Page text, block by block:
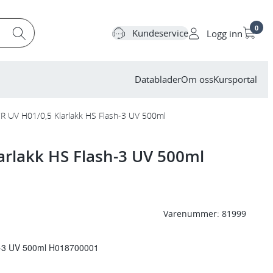
Kundeservice Logg inn 0
DatabladerOm ossKursportal
UV H01/0,5 Klarlakk HS Flash-3 UV 500ml
HS Flash-3 UV 500ml
Varenummer: 81999
UV 500ml H018700001